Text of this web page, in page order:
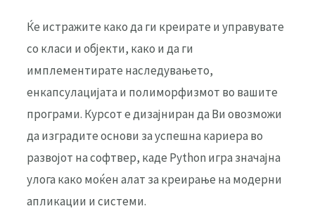
Ќе истражите како да ги креирате и управувате
со класи и објекти, како и да ги
имплементирате наследувањето,
енкапсулацијата и полиморфизмот во вашите
програми. Курсот е дизајниран да Ви овозможи
да изградите основи за успешна кариера во
развојот на софтвер, каде Python игра значајна
улога како моќен алат за креирање на модерни
апликации и системи.